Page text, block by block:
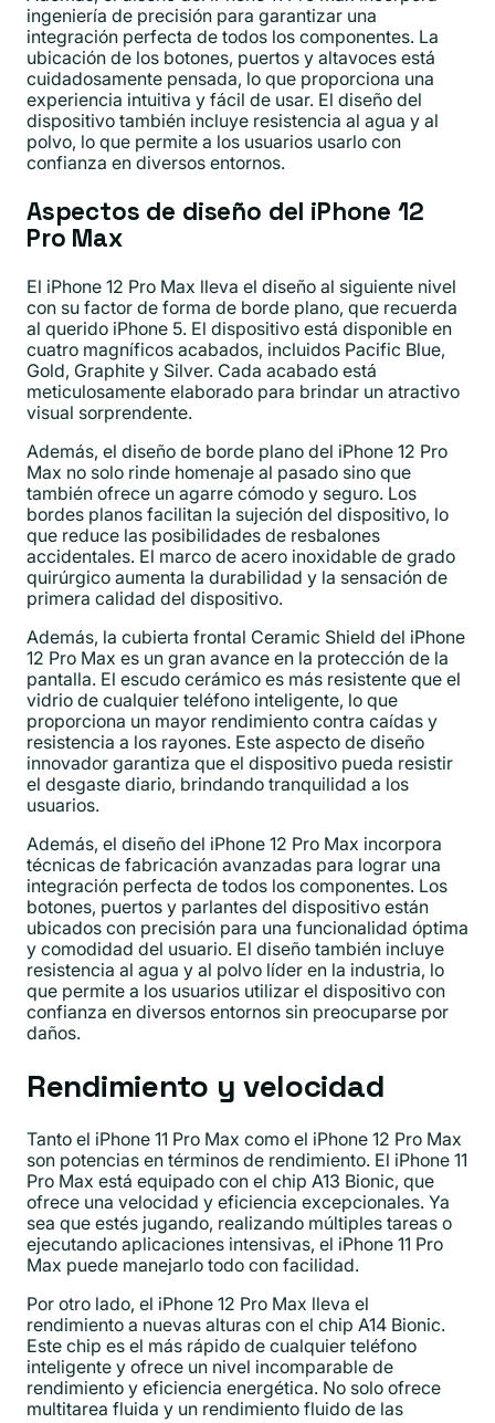
ingeniería de precisión para garantizar una
integración perfecta de todos los componentes. La
ubicación de los botones, puertos y altavoces está
cuidadosamente pensada, lo que proporciona una
experiencia intuitiva y fácil de usar. El diseño del
dispositivo también incluye resistencia al agua y al
polvo, lo que permite a los usuarios usarlo con
confianza en diversos entornos.
Aspectos de diseño del iPhone 12
Pro Max
El iPhone 12 Pro Max lleva el diseño al siguiente nivel
con su factor de forma de borde plano, que recuerda
al querido iPhone 5. El dispositivo está disponible en
cuatro magníficos acabados, incluidos Pacific Blue,
Gold, Graphite y Silver. Cada acabado está
meticulosamente elaborado para brindar un atractivo
visual sorprendente.
Además, el diseño de borde plano del iPhone 12 Pro
Max no solo rinde homenaje al pasado sino que
también ofrece un agarre cómodo y seguro. Los
bordes planos facilitan la sujeción del dispositivo, lo
que reduce las posibilidades de resbalones
accidentales. El marco de acero inoxidable de grado
quirúrgico aumenta la durabilidad y la sensación de
primera calidad del dispositivo.
Además, la cubierta frontal Ceramic Shield del iPhone
12 Pro Max es un gran avance en la protección de la
pantalla. El escudo cerámico es más resistente que el
vidrio de cualquier teléfono inteligente, lo que
proporciona un mayor rendimiento contra caídas y
resistencia a los rayones. Este aspecto de diseño
innovador garantiza que el dispositivo pueda resistir
el desgaste diario, brindando tranquilidad a los
usuarios.
Además, el diseño del iPhone 12 Pro Max incorpora
técnicas de fabricación avanzadas para lograr una
integración perfecta de todos los componentes. Los
botones, puertos y parlantes del dispositivo están
ubicados con precisión para una funcionalidad óptima
y comodidad del usuario. El diseño también incluye
resistencia al agua y al polvo líder en la industria, lo
que permite a los usuarios utilizar el dispositivo con
confianza en diversos entornos sin preocuparse por
daños.
Rendimiento y velocidad
Tanto el iPhone 11 Pro Max como el iPhone 12 Pro Max
son potencias en términos de rendimiento. El iPhone 11
Pro Max está equipado con el chip A13 Bionic, que
ofrece una velocidad y eficiencia excepcionales. Ya
sea que estés jugando, realizando múltiples tareas o
ejecutando aplicaciones intensivas, el iPhone 11 Pro
Max puede manejarlo todo con facilidad.
Por otro lado, el iPhone 12 Pro Max lleva el
rendimiento a nuevas alturas con el chip A14 Bionic.
Este chip es el más rápido de cualquier teléfono
inteligente y ofrece un nivel incomparable de
rendimiento y eficiencia energética. No solo ofrece
multitarea fluida y un rendimiento fluido de las